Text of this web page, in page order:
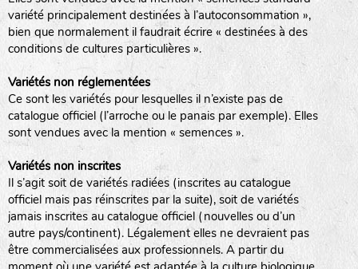
variété principalement destinées à l’autoconsommation »,
bien que normalement il faudrait écrire « destinées à des
conditions de cultures particulières ».
Variétés non réglementées
Ce sont les variétés pour lesquelles il n’existe pas de
catalogue officiel (l’arroche ou le panais par exemple). Elles
sont vendues avec la mention « semences ».
Variétés non inscrites
Il s’agit soit de variétés radiées (inscrites au catalogue
officiel mais pas réinscrites par la suite), soit de variétés
jamais inscrites au catalogue officiel (nouvelles ou d’un
autre pays/continent). Légalement elles ne devraient pas
être commercialisées aux professionnels. A partir du